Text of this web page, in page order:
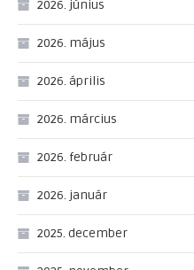
2026. június
2026. május
2026. április
2026. március
2026. február
2026. január
2025. december